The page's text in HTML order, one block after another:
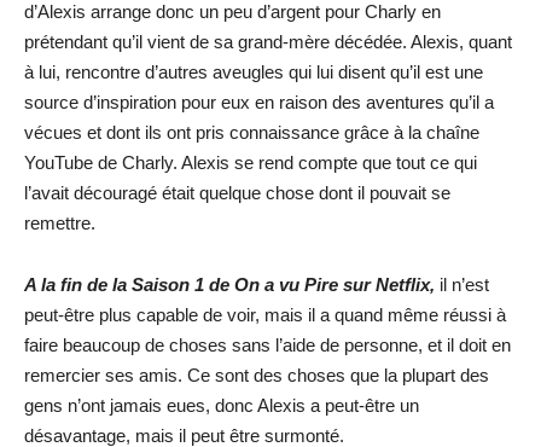
d’Alexis arrange donc un peu d’argent pour Charly en
prétendant qu’il vient de sa grand-mère décédée. Alexis, quant
à lui, rencontre d’autres aveugles qui lui disent qu’il est une
source d’inspiration pour eux en raison des aventures qu’il a
vécues et dont ils ont pris connaissance grâce à la chaîne
YouTube de Charly. Alexis se rend compte que tout ce qui
l’avait découragé était quelque chose dont il pouvait se
remettre.
A la fin de la Saison 1 de On a vu Pire sur Netflix, il n’est
peut-être plus capable de voir, mais il a quand même réussi à
faire beaucoup de choses sans l’aide de personne, et il doit en
remercier ses amis. Ce sont des choses que la plupart des
gens n’ont jamais eues, donc Alexis a peut-être un
désavantage, mais il peut être surmonté.